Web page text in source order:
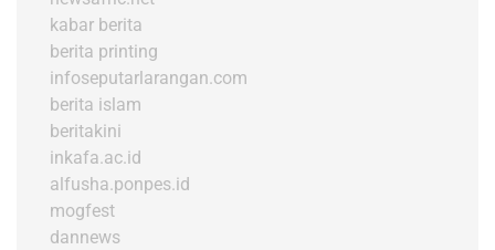
kabar berita
berita printing
infoseputarlarangan.com
berita islam
beritakini
inkafa.ac.id
alfusha.ponpes.id
mogfest
dannews